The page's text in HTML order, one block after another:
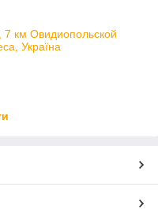
км Овидиопольской
Україна